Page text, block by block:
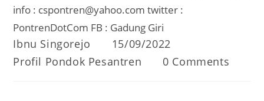
info : cspontren@yahoo.com twitter :
PontrenDotCom FB : Gadung Giri
Post
Ibnu Singorejo
Post
15/09/2022
Post
Profil Pondok Pesantren
Post
0 Comments